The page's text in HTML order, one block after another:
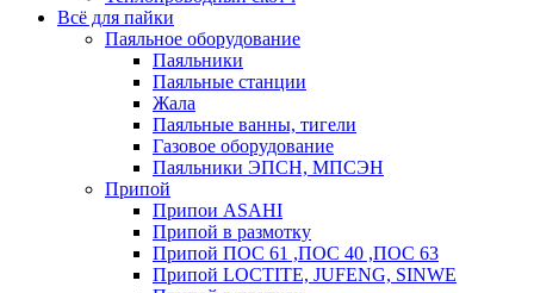
Всё для пайки
Паяльное оборудование
Паяльники
Паяльные станции
Жала
Паяльные ванны, тигели
Газовое оборудование
Паяльники ЭПСН, МПСЭН
Припой
Припои ASAHI
Припой в размотку
Припой ПОС 61 ,ПОС 40 ,ПОС 63
Припой LOCTITE, JUFENG, SINWE